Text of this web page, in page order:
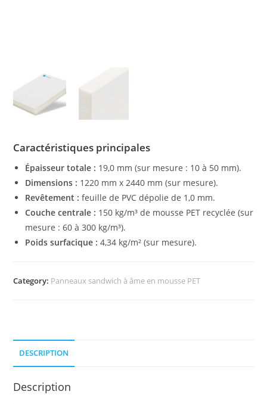
Caractéristiques principales
Épaisseur totale : 19,0 mm (sur mesure : 10 à 50 mm).
Dimensions : 1220 mm x 2440 mm (sur mesure).
Revêtement : feuille de PVC dépolie de 1,0 mm.
Couche centrale : 150 kg/m³ de mousse PET recyclée (sur
mesure : 60 à 300 kg/m³).
Poids surfacique : 4,34 kg/m² (sur mesure).
Category: Panneaux sandwich à âme en mousse PET
DESCRIPTION
Description